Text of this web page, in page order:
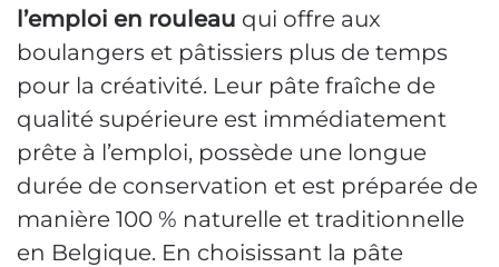
l’emploi en rouleau qui offre aux
boulangers et pâtissiers plus de temps
pour la créativité. Leur pâte fraîche de
qualité supérieure est immédiatement
prête à l’emploi, possède une longue
durée de conservation et est préparée de
manière 100 % naturelle et traditionnelle
en Belgique. En choisissant la pâte